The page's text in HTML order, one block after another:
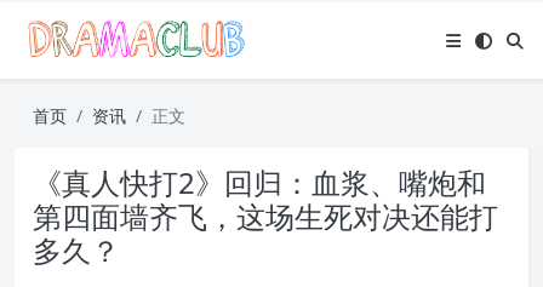
首页 资讯 正文
《真人快打2》回归：血浆、嘴炮和
第四面墙齐飞，这场生死对决还能打
多久？